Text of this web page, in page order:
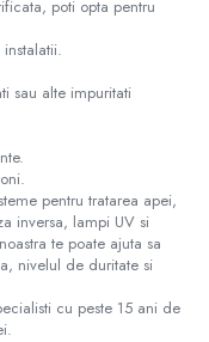
poti opta pentru
sau alte impuritati
pentru tratarea apei,
inversa, lampi UV si
te poate ajuta sa
nivelul de duritate si
cu peste 15 ani de